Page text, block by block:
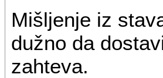
Mišljenje iz
dužno da
zahteva.